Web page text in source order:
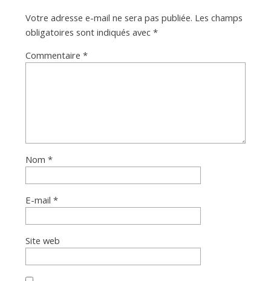
Votre adresse e-mail ne sera pas publiée. Les champs
obligatoires sont indiqués avec *
Commentaire *
Nom *
E-mail *
Site web